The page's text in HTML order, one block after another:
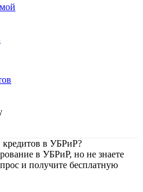
в УБРиР?
в УБРиР, но не знаете
и получите бесплатную